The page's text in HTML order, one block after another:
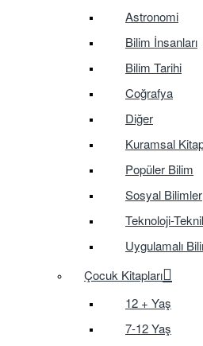
Astronomi
Bilim İnsanları
Bilim Tarihi
Coğrafya
Diğer
Kuramsal
Popüler Bilim
Sosyal Bilimler
Teknoloji-
Uygulamalı
Çocuk Kitapları
12 + Yaş
7-12 Yaş